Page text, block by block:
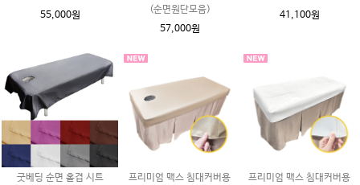
55,000원
(순면원단모음)
57,000원
41,100원
굿베딩 순면 홑겹 시트
프리미엄 맥스 침대커버용
프리미엄 맥스 침대커버용